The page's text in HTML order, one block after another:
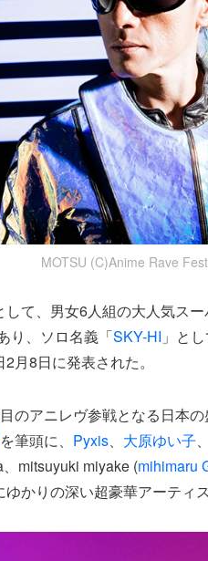
MOTSU (C)Anime Rave
て、男女6人組の大人気ス
り、ソロ名義「SKY-HI 」と
月8日に発表された。
のアニレヴ参戦となる日本
を筆頭に、 Pyxis、 大原ゆい子
mitsuyuki miyake (mihimaru
かりの深い超豪華アーティ